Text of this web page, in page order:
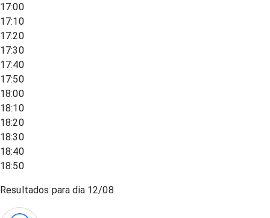
17:00
17:10
17:20
17:30
17:40
17:50
18:00
18:10
18:20
18:30
18:40
18:50
Resultados para dia 12/08